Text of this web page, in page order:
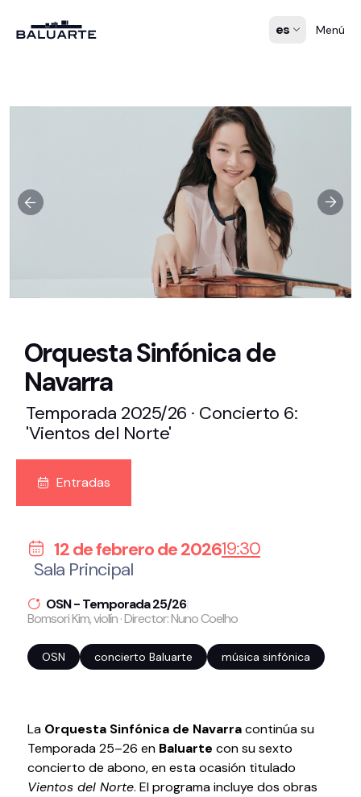
es Menú
Volver al inicio Cerrar
Orquesta Sinfónica de
Navarra
Temporada 2025/26 · Concierto 6:
'Vientos del Norte'
Entradas
12 de febrero de 202619:30
Sala Principal
OSN - Temporada 25/26|
Bomsori Kim, violín · Director: Nuno Coelho
OSN concierto Baluarte música sinfónica
La Orquesta Sinfónica de Navarracontinúa su
Temporada 25–26 en Baluarte con su sexto
concierto de abono, en esta ocasión titulado
Vientos del Norte. El programa incluye dos obras